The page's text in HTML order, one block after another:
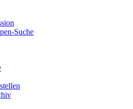
Suche